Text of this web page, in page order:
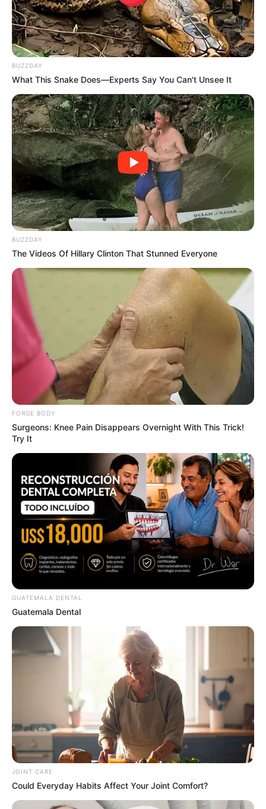
Feeling Tired? Here's The Trick To Perform Better
MEDVI
4x Stronger Than Viagra! This To Perform Better
MEDVI
How To Get An Erection Even After 60!
MEDVI
Men, You Don't Need Viagra If You Do This Once A
BUZZDAY
What This Snake Does—Experts Say You Can't Unsee It
BUZZDAY
The Videos Of Hillary Clinton That Stunned Everyone
FORGE BODY
Surgeons: Knee Pain Disappears Overnight With This Trick!
Try It
GUATEMALA DENTAL
Guatemala Dental
JOINT CARE
Could Everyday Habits Affect Your Joint Comfort?